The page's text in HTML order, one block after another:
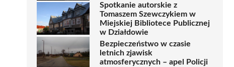
Spotkanie autorskie z
Tomaszem Szewczykiem w
Miejskiej Bibliotece Publicznej
w Działdowie
Bezpieczeństwo w czasie
letnich zjawisk
atmosferycznych – apel Policji